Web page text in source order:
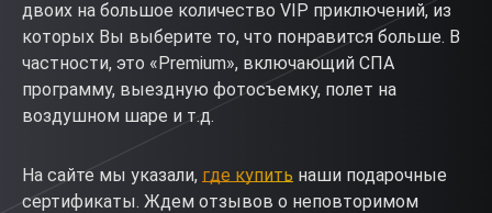
двоих на большое количество VIP приключений, из
которых Вы выберите то, что понравится больше. В
частности, это «Premium», включающий СПА
программу, выездную фотосъемку, полет на
воздушном шаре и т.д.
На сайте мы указали, где купить наши подарочные
сертификаты. Ждем отзывов о неповторимом